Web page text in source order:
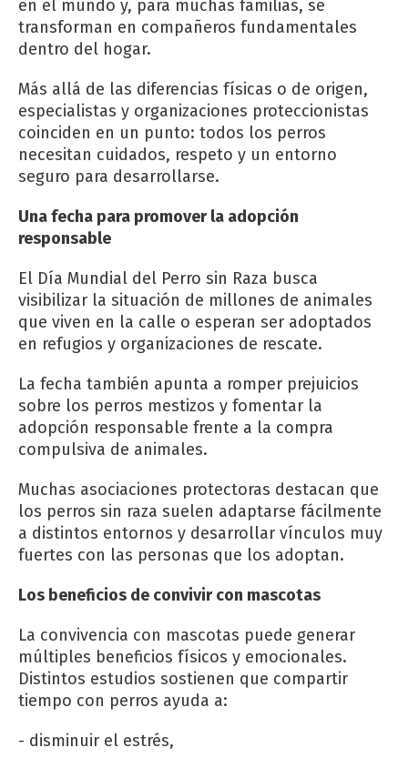
en el mundo y, para muchas familias, se
transforman en compañeros fundamentales
dentro del hogar.
Más allá de las diferencias físicas o de origen,
especialistas y organizaciones proteccionistas
coinciden en un punto: todos los perros
necesitan cuidados, respeto y un entorno
seguro para desarrollarse.
Una fecha para promover la adopción
responsable
El Día Mundial del Perro sin Raza busca
visibilizar la situación de millones de animales
que viven en la calle o esperan ser adoptados
en refugios y organizaciones de rescate.
La fecha también apunta a romper prejuicios
sobre los perros mestizos y fomentar la
adopción responsable frente a la compra
compulsiva de animales.
Muchas asociaciones protectoras destacan que
los perros sin raza suelen adaptarse fácilmente
a distintos entornos y desarrollar vínculos muy
fuertes con las personas que los adoptan.
Los beneficios de convivir con mascotas
La convivencia con mascotas puede generar
múltiples beneficios físicos y emocionales.
Distintos estudios sostienen que compartir
tiempo con perros ayuda a:
- disminuir el estrés,